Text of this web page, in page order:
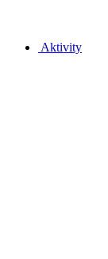
Aktivity